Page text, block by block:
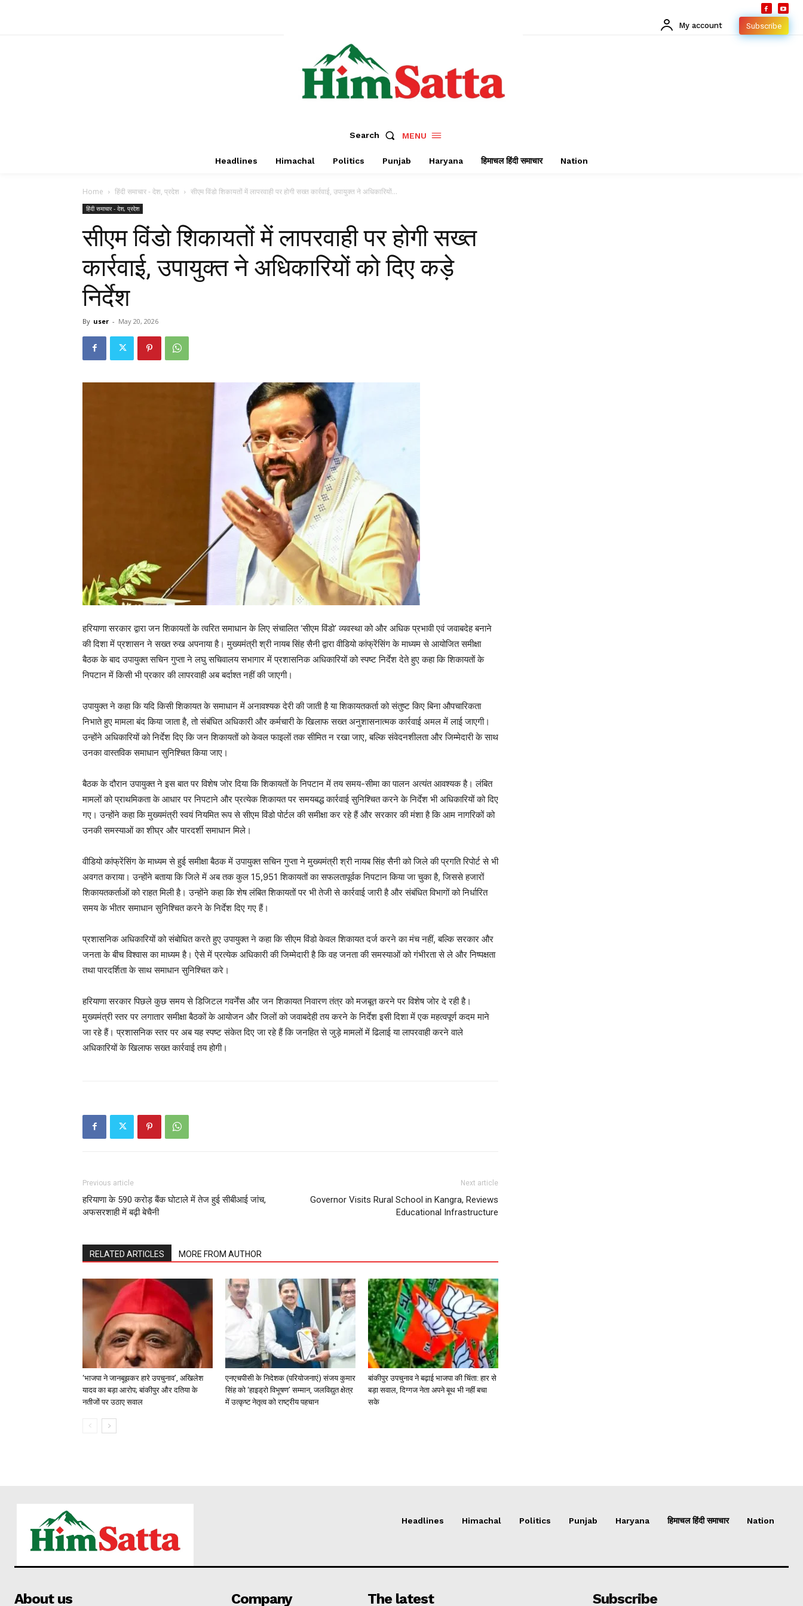
News Week
Magazine PRO
Company
About
My account
My account Subscribe
Search MENU
Headlines Himachal Politics Punjab Haryana हिमाचल हिंदी समाचार Nation
Home हिंदी समाचार - देश, प्रदेश सीएम विंडो शिकायतों में लापरवाही पर होगी सख्त कार्रवाई, उपायुक्त ने अधिकारियों...
हिंदी समाचार - देश, प्रदेश
सीएम विंडो शिकायतों में लापरवाही पर होगी सख्त
कार्रवाई, उपायुक्त ने अधिकारियों को दिए कड़े
निर्देश
By user - May 20, 2026
हरियाणा सरकार द्वारा जन शिकायतों के त्वरित समाधान के लिए संचालित ‘सीएम विंडो’ व्यवस्था को और अधिक प्रभावी एवं जवाबदेह बनाने
की दिशा में प्रशासन ने सख्त रुख अपनाया है। मुख्यमंत्री श्री नायब सिंह सैनी द्वारा वीडियो कांफ्रेंसिंग के माध्यम से आयोजित समीक्षा
बैठक के बाद उपायुक्त सचिन गुप्ता ने लघु सचिवालय सभागार में प्रशासनिक अधिकारियों को स्पष्ट निर्देश देते हुए कहा कि शिकायतों के
निपटान में किसी भी प्रकार की लापरवाही अब बर्दाश्त नहीं की जाएगी।
उपायुक्त ने कहा कि यदि किसी शिकायत के समाधान में अनावश्यक देरी की जाती है या शिकायतकर्ता को संतुष्ट किए बिना औपचारिकता
निभाते हुए मामला बंद किया जाता है, तो संबंधित अधिकारी और कर्मचारी के खिलाफ सख्त अनुशासनात्मक कार्रवाई अमल में लाई जाएगी।
उन्होंने अधिकारियों को निर्देश दिए कि जन शिकायतों को केवल फाइलों तक सीमित न रखा जाए, बल्कि संवेदनशीलता और जिम्मेदारी के साथ
उनका वास्तविक समाधान सुनिश्चित किया जाए।
बैठक के दौरान उपायुक्त ने इस बात पर विशेष जोर दिया कि शिकायतों के निपटान में तय समय-सीमा का पालन अत्यंत आवश्यक है। लंबित
मामलों को प्राथमिकता के आधार पर निपटाने और प्रत्येक शिकायत पर समयबद्ध कार्रवाई सुनिश्चित करने के निर्देश भी अधिकारियों को दिए
गए। उन्होंने कहा कि मुख्यमंत्री स्वयं नियमित रूप से सीएम विंडो पोर्टल की समीक्षा कर रहे हैं और सरकार की मंशा है कि आम नागरिकों को
उनकी समस्याओं का शीघ्र और पारदर्शी समाधान मिले।
वीडियो कांफ्रेंसिंग के माध्यम से हुई समीक्षा बैठक में उपायुक्त सचिन गुप्ता ने मुख्यमंत्री श्री नायब सिंह सैनी को जिले की प्रगति रिपोर्ट से भी
अवगत कराया। उन्होंने बताया कि जिले में अब तक कुल 15,951 शिकायतों का सफलतापूर्वक निपटान किया जा चुका है, जिससे हजारों
शिकायतकर्ताओं को राहत मिली है। उन्होंने कहा कि शेष लंबित शिकायतों पर भी तेजी से कार्रवाई जारी है और संबंधित विभागों को निर्धारित
समय के भीतर समाधान सुनिश्चित करने के निर्देश दिए गए हैं।
प्रशासनिक अधिकारियों को संबोधित करते हुए उपायुक्त ने कहा कि सीएम विंडो केवल शिकायत दर्ज करने का मंच नहीं, बल्कि सरकार और
जनता के बीच विश्वास का माध्यम है। ऐसे में प्रत्येक अधिकारी की जिम्मेदारी है कि वह जनता की समस्याओं को गंभीरता से ले और निष्पक्षता
तथा पारदर्शिता के साथ समाधान सुनिश्चित करे।
हरियाणा सरकार पिछले कुछ समय से डिजिटल गवर्नेंस और जन शिकायत निवारण तंत्र को मजबूत करने पर विशेष जोर दे रही है।
मुख्यमंत्री स्तर पर लगातार समीक्षा बैठकों के आयोजन और जिलों को जवाबदेही तय करने के निर्देश इसी दिशा में एक महत्वपूर्ण कदम माने
जा रहे हैं। प्रशासनिक स्तर पर अब यह स्पष्ट संकेत दिए जा रहे हैं कि जनहित से जुड़े मामलों में ढिलाई या लापरवाही करने वाले
अधिकारियों के खिलाफ सख्त कार्रवाई तय होगी।
Previous article
हरियाणा के 590 करोड़ बैंक घोटाले में तेज हुई सीबीआई जांच,
अफसरशाही में बढ़ी बेचैनी
Next article
Governor Visits Rural School in Kangra, Reviews
Educational Infrastructure
RELATED ARTICLES MORE FROM AUTHOR
‘भाजपा ने जानबूझकर हारे उपचुनाव’, अखिलेश
यादव का बड़ा आरोप; बांकीपुर और दतिया के
नतीजों पर उठाए सवाल
एनएचपीसी के निदेशक (परियोजनाएं) संजय कुमार
सिंह को ‘हाइड्रो विभूषण’ सम्मान, जलविद्युत क्षेत्र
में उत्कृष्ट नेतृत्व को राष्ट्रीय पहचान
बांकीपुर उपचुनाव ने बढ़ाई भाजपा की चिंता: हार से
बड़ा सवाल, दिग्गज नेता अपने बूथ भी नहीं बचा
सके
Headlines Himachal Politics Punjab Haryana हिमाचल हिंदी समाचार Nation
About us Company The latest Subscribe